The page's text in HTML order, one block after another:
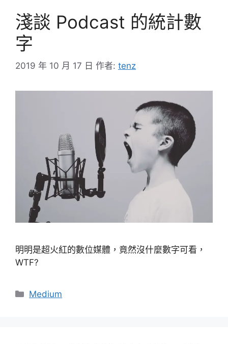
淺談 Podcast 的統計數
字
2019 年 10 月 17 日 作者: tenz
明明是超火紅的數位媒體，竟然沒什麼數字可看，
WTF?
分
Medium